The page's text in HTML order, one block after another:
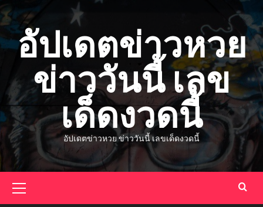
Skip
to
contentอัปเดตข่าวหวย
ข่าววันนี้ เลข
เด็ดงวดนี้
อัปเดตข่าวหวย ข่าววันนี้ เลขเด็ดงวดนี้
Menu